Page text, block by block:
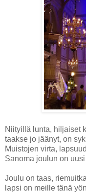
Niityillä lunta, hiljaiset
taakse jo jäänyt, on
Muistojen virta,
Sanoma joulun on
Joulu on taas,
lapsi on meille tänä